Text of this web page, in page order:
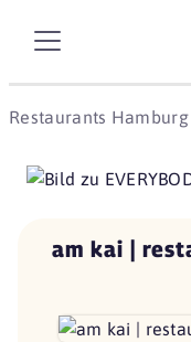
Restaurants
am kai |